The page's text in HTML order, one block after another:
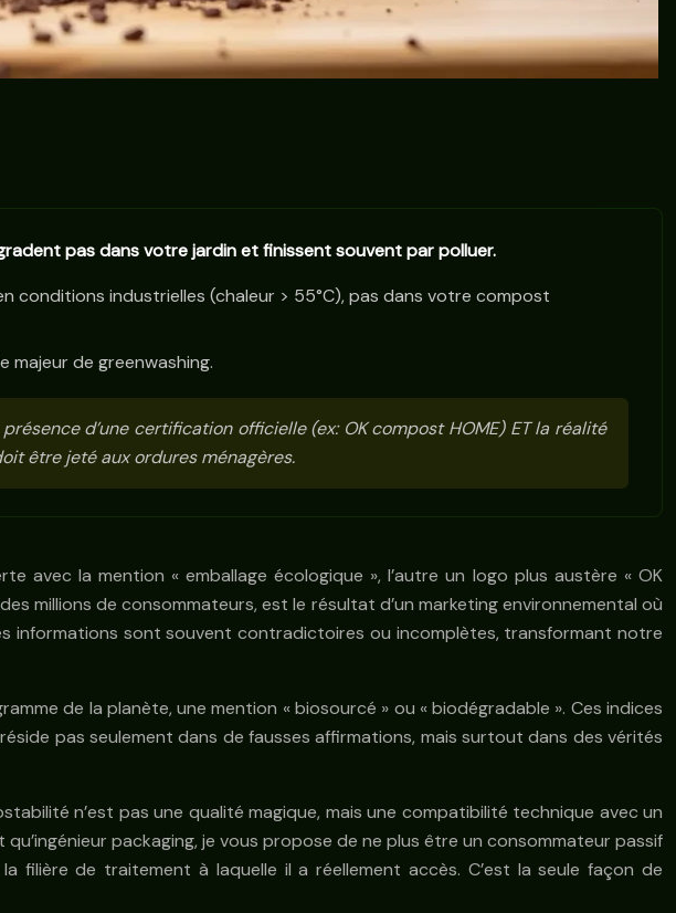
pas dans votre jardin et finissent souvent par polluer.
conditions industrielles (chaleur > 55°C), pas dans votre compost
majeur de greenwashing.
d’une certification officielle (ex: OK compost HOME) ET la réalité
être jeté aux ordures ménagères.
avec la mention « emballage écologique », l’autre un logo plus austère « OK
millions de consommateurs, est le résultat d’un marketing environnemental où
informations sont souvent contradictoires ou incomplètes, transformant notre
de la planète, une mention « biosourcé » ou « biodégradable ». Ces indices
pas seulement dans de fausses affirmations, mais surtout dans des vérités
n’est pas une qualité magique, mais une compatibilité technique avec un
packaging, je vous propose de ne plus être un consommateur passif
filière de traitement à laquelle il a réellement accès. C’est la seule façon de